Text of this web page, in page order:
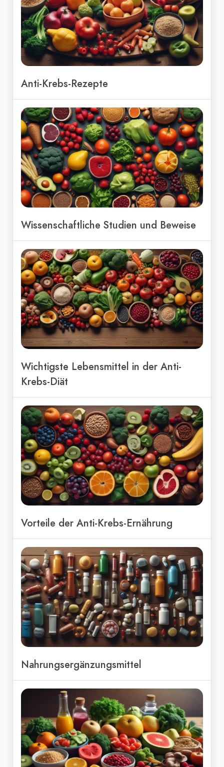
Anti-Krebs-Rezepte
Wissenschaftliche Studien und Beweise
Wichtigste Lebensmittel in der Anti-
Krebs-Diät
Vorteile der Anti-Krebs-Ernährung
Nahrungsergänzungsmittel